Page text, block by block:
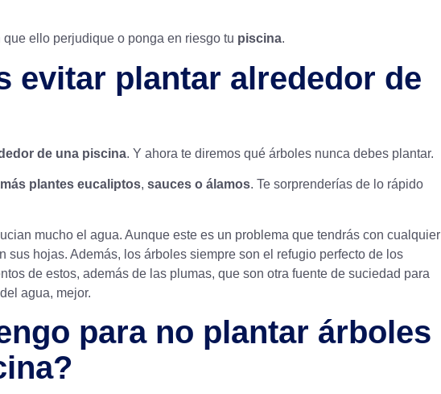
que ello perjudique o ponga en riesgo tu piscina.
evitar plantar alrededor de
de una piscina. Y ahora te diremos qué árboles nunca debes plantar.
plantes eucaliptos, sauces o álamos. Te sorprenderías de lo rápido
mucho el agua. Aunque este es un problema que tendrás con cualquier
sus hojas. Además, los árboles siempre son el refugio perfecto de los
de estos, además de las plumas, que son otra fuente de suciedad para
agua, mejor.
para no plantar árboles